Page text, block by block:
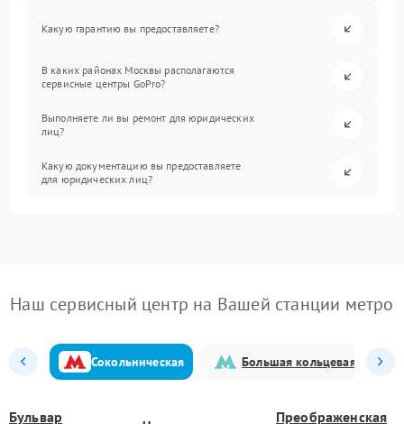
Какую гарантию вы предоставляете?
В каких районах Москвы располагаются
сервисные центры GoPro?
Выполняете ли вы ремонт для юридических
лиц?
Какую документацию вы предоставляете
для юридических лиц?
Наш сервисный центр на Вашей станции метро
Сокольническая Большая кольцевая
Бульвар Преображенская